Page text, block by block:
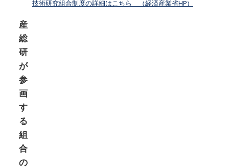
技術研究組合制度の詳細はこちら （経済産業省HP）
産
総
研
が
参
画
す
る
組
合
の